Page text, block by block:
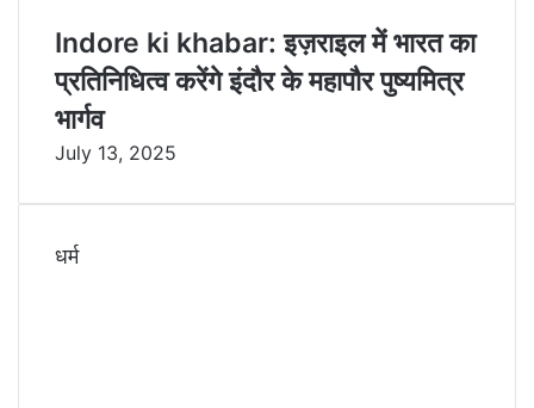
Indore ki khabar: इज़राइल में भारत का
प्रतिनिधित्व करेंगे इंदौर के महापौर पुष्यमित्र
भार्गव
July 13, 2025
धर्म